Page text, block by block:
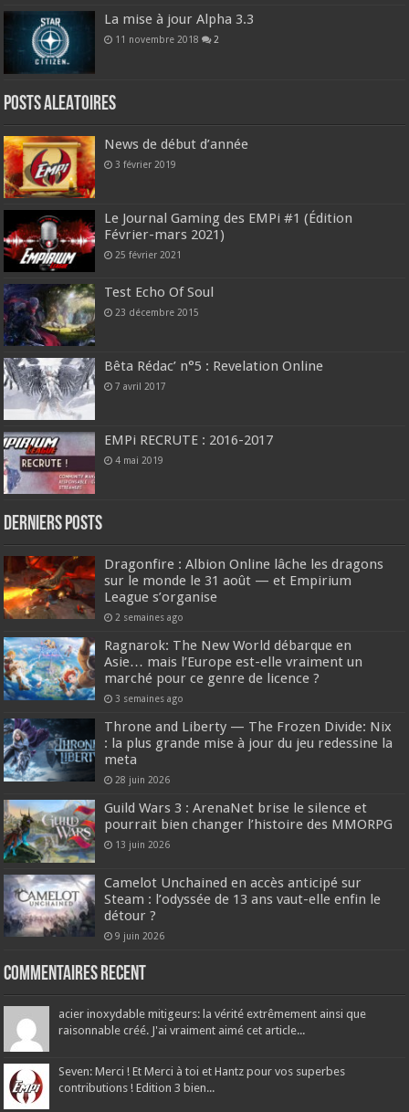
La mise à jour Alpha 3.3
11 novembre 2018 2
Posts ALEATOIRES
News de début d’année
3 février 2019
Le Journal Gaming des EMPi #1 (Édition
Février-mars 2021)
25 février 2021
Test Echo Of Soul
23 décembre 2015
Bêta Rédac’ n°5 : Revelation Online
7 avril 2017
EMPi RECRUTE : 2016-2017
4 mai 2019
DERNIERS Posts
Dragonfire : Albion Online lâche les dragons
sur le monde le 31 août — et Empirium
League s’organise
2 semaines ago
Ragnarok: The New World débarque en
Asie… mais l’Europe est-elle vraiment un
marché pour ce genre de licence ?
3 semaines ago
Throne and Liberty — The Frozen Divide: Nix
: la plus grande mise à jour du jeu redessine la
meta
28 juin 2026
Guild Wars 3 : ArenaNet brise le silence et
pourrait bien changer l’histoire des MMORPG
13 juin 2026
Camelot Unchained en accès anticipé sur
Steam : l’odyssée de 13 ans vaut-elle enfin le
détour ?
9 juin 2026
Commentaires recent
acier inoxydable mitigeurs: la vérité extrêmement ainsi que
raisonnable créé. J'ai vraiment aimé cet article...
Seven: Merci ! Et Merci à toi et Hantz pour vos superbes
contributions ! Edition 3 bien...